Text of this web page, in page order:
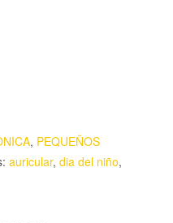
, PEQUEÑOS
auricular, dia del niño,